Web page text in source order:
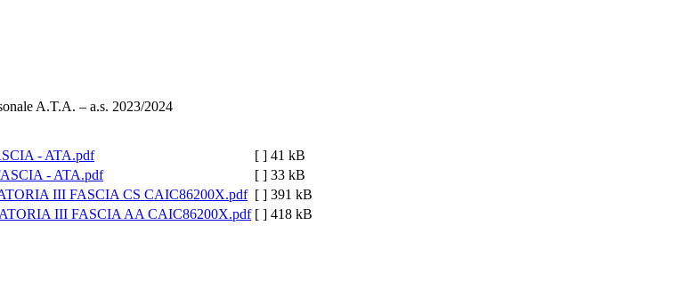
A.T.A. – a.s. 2023/2024
- ATA.pdf
[ ] 41 kB
- ATA.pdf
[ ] 33 kB
III FASCIA CS CAIC86200X.pdf [ ] 391 kB
III FASCIA AA CAIC86200X.pdf [ ] 418 kB